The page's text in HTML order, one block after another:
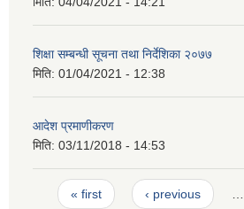
शिक्षा सम्बन्धी सूचना तथा निर्देशिका २०७७
मिति: 01/04/2021 - 12:38
आदेश प्रमाणीकरण
मिति: 03/11/2018 - 14:53
Pages
« first ‹ previous